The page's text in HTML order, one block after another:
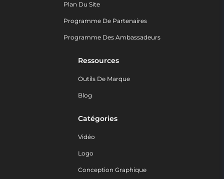
Plan Du Site
Programme De Partenaires
Programme Des Ambassadeurs
Ressources
Outils De Marque
Blog
Catégories
Vidéo
Logo
Conception Graphique